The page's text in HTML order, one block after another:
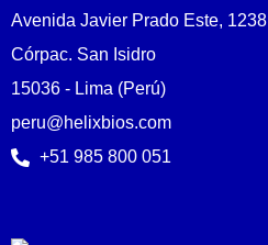
Avenida Javier Prado Este, 1238
Córpac. San Isidro
15036 - Lima (Perú)
peru@helixbios.com
+51 985 800 051